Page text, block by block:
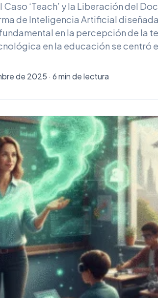
‘Teach’ y la Liberación del
de Inteligencia Artificial
en la percepción de la
en la educación se centró
de 2025 · 6 min de lectura